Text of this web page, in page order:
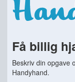
Få billig
Beskriv din opgave
Handyhand.